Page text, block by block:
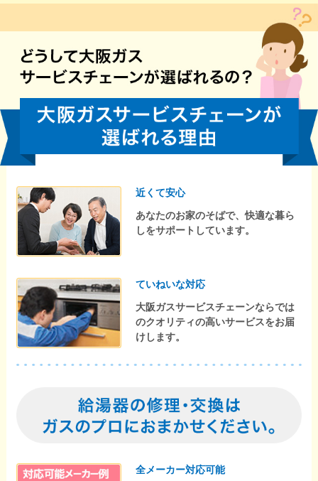
近くて安心
あなたのお家のそばで、快適な暮ら
しをサポートしています。
ていねいな対応
大阪ガスサービスチェーンならでは
のクオリティの高いサービスをお届
けします。
全メーカー対応可能